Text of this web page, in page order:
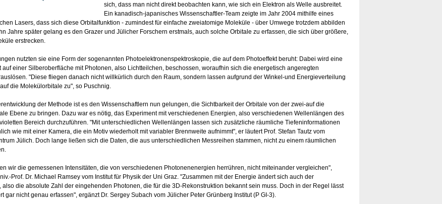
sich, dass man nicht direkt beobachten kann, wie sich ein Elektron als Welle ausbreitet.
Ein kanadisch-japanisches Wissenschaftler-Team zeigte im Jahr 2004 mithilfe eines
Lasers, dass sich diese Orbitalfunktion - zumindest für einfache zweiatomige Moleküle - über Umwege trotzdem abbilden
Jahre später gelang es den Grazer und Jülicher Forschern erstmals, auch solche Orbitale zu erfassen, die sich über größere,
erstrecken.
nutzten sie eine Form der sogenannten Photoelektronenspektroskopie, die auf dem Photoeffekt beruht: Dabei wird eine
auf einer Silberoberfläche mit Photonen, also Lichtteilchen, beschossen, woraufhin sich die energetisch angeregten
"Diese fliegen danach nicht willkürlich durch den Raum, sondern lassen aufgrund der Winkel-und Energieverteilung
die Molekülorbitale zu", so Puschnig.
der Methode ist es den Wissenschaftlern nun gelungen, die Sichtbarkeit der Orbitale von der zwei-auf die
Ebene zu bringen. Dazu war es nötig, das Experiment mit verschiedenen Energien, also verschiedenen Wellenlängen des
Bereich durchzuführen. "Mit unterschiedlichen Wellenlängen lassen sich zusätzliche räumliche Tiefeninformationen
wie mit einer Kamera, die ein Motiv wiederholt mit variabler Brennweite aufnimmt", er läutert Prof. Stefan Tautz vom
Jülich. Doch lange ließen sich die Daten, die aus unterschiedlichen Messreihen stammen, nicht zu einem räumlichen
wir die gemessenen Intensitäten, die von verschiedenen Photonenenergien herrühren, nicht miteinander vergleichen",
Prof. Dr. Michael Ramsey vom Institut für Physik der Uni Graz. "Zusammen mit der Energie ändert sich auch der
also die absolute Zahl der eingehenden Photonen, die für die 3D-Rekonstruktion bekannt sein muss. Doch in der Regel lässt
gar nicht genau erfassen", ergänzt Dr. Sergey Subach vom Jülicher Peter Grünberg Institut (P GI-3).